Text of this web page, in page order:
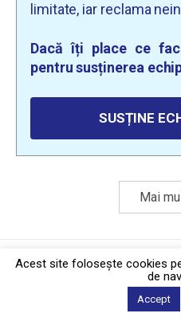
limitate, iar reclama
Dacă îți place ce
pentru susținerea
SUSȚINE
Mai
Politica de
2026 ©
Acest site foloseşte cookies
de
Accept